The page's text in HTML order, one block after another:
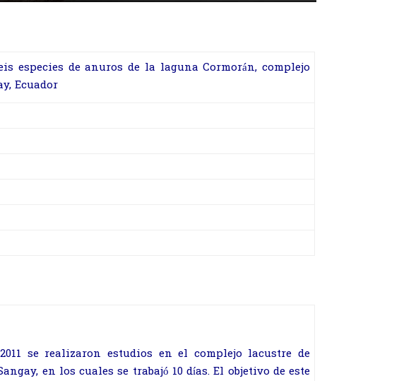
especies de anuros de la laguna Cormorán, complejo
Ecuador
se realizaron estudios en el complejo lacustre de
en los cuales se trabajó 10 días. El objetivo de este